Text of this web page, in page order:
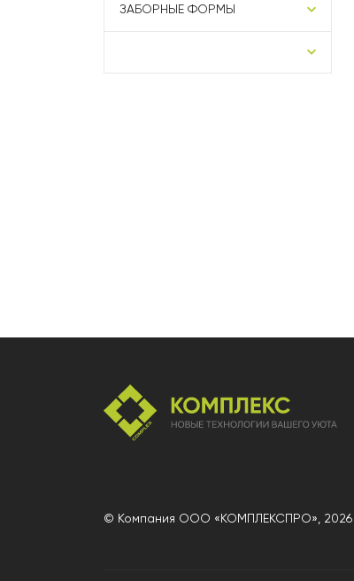
ЗАБОРНЫЕ ФОРМЫ
© Компания ООО «КОМПЛЕКСПРО», 2026